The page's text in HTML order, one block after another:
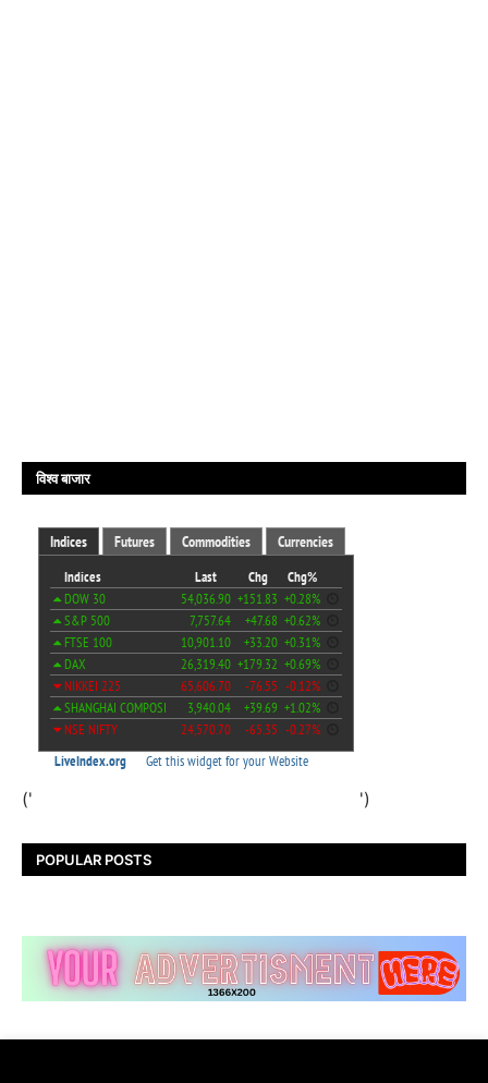
विश्व बाजार
(' ')
POPULAR POSTS